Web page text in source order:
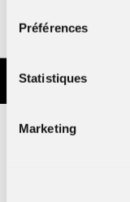
Préférences
Statistiques
Marketing